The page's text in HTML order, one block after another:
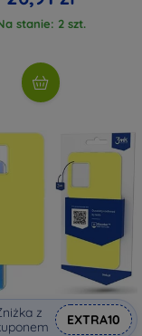
stanie: 2 szt.
z
EXTRA10